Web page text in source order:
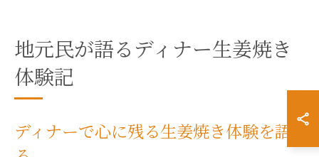
地元民が語るディナー生姜焼き
体験記
ディナーで心に残る生姜焼き体験を語